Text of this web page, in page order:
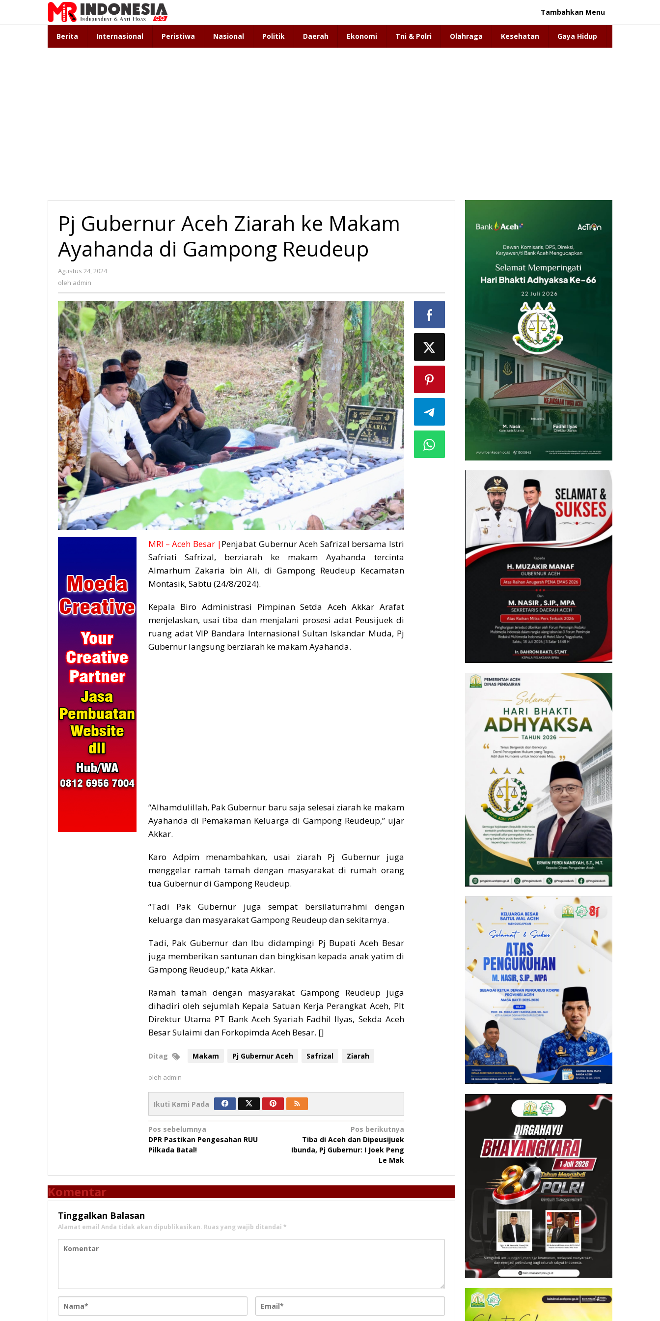
konten
Tambahkan Menu
Berita Internasional Peristiwa Nasional Politik Daerah Ekonomi Tni & Polri Olahraga Kesehatan Gaya Hidup
Pj Gubernur Aceh Ziarah ke Makam
Ayahanda di Gampong Reudeup
Agustus 24, 2024
oleh admin
MRI – Aceh Besar |Penjabat Gubernur Aceh Safrizal bersama Istri
Safriati Safrizal, berziarah ke makam Ayahanda tercinta
Almarhum Zakaria bin Ali, di Gampong Reudeup Kecamatan
Montasik, Sabtu (24/8/2024).
Kepala Biro Administrasi Pimpinan Setda Aceh Akkar Arafat
menjelaskan, usai tiba dan menjalani prosesi adat Peusijuek di
ruang adat VIP Bandara Internasional Sultan Iskandar Muda, Pj
Gubernur langsung berziarah ke makam Ayahanda.
“Alhamdulillah, Pak Gubernur baru saja selesai ziarah ke makam
Ayahanda di Pemakaman Keluarga di Gampong Reudeup,” ujar
Akkar.
Karo Adpim menambahkan, usai ziarah Pj Gubernur juga
menggelar ramah tamah dengan masyarakat di rumah orang
tua Gubernur di Gampong Reudeup.
“Tadi Pak Gubernur juga sempat bersilaturrahmi dengan
keluarga dan masyarakat Gampong Reudeup dan sekitarnya.
Tadi, Pak Gubernur dan Ibu didampingi Pj Bupati Aceh Besar
juga memberikan santunan dan bingkisan kepada anak yatim di
Gampong Reudeup,” kata Akkar.
Ramah tamah dengan masyarakat Gampong Reudeup juga
dihadiri oleh sejumlah Kepala Satuan Kerja Perangkat Aceh, Plt
Direktur Utama PT Bank Aceh Syariah Fadhil Ilyas, Sekda Aceh
Besar Sulaimi dan Forkopimda Aceh Besar. []
Ditag Makam Pj Gubernur Aceh Safrizal Ziarah
oleh admin
Ikuti Kami Pada
Navigasi
pos
Pos sebelumnya
DPR Pastikan Pengesahan RUU
Pilkada Batal!
Pos berikutnya
Tiba di Aceh dan Dipeusijuek
Ibunda, Pj Gubernur: I Joek Peng
Le Mak
Komentar
Tinggalkan Balasan
Alamat email Anda tidak akan dipublikasikan. Ruas yang wajib ditandai *